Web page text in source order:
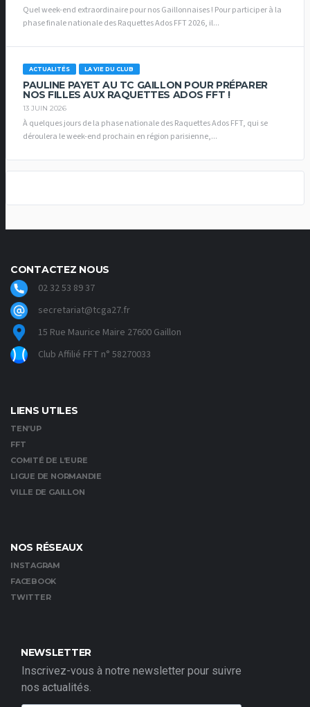
Quel week-end extraordinaire pour nos Gaillonnaises ! Pour participer à la
phase finale nationale des Raquettes Ados FFT 2026, il...
ACTUALITÉS LA VIE DU CLUB
PAULINE PAYET AU TC GAILLON POUR PRÉPARER
NOS FILLES AUX RAQUETTES ADOS FFT !
13 JUIN 2026
À quelques jours de la phase nationale des Raquettes Ados FFT, qui se
déroulera le week-end prochain en région parisienne,...
CONTACTEZ NOUS
02 32 53 89 37
secretariat@tcga27.fr
15 Rue Maurice Maire 27600 Gaillon
Club Affilié FFT n° 58270033
LIENS UTILES
TEN’UP
FFT
COMITÉ DE L’EURE
LIGUE DE NORMANDIE
VILLE DE GAILLON
NOS RÉSEAUX
INSTAGRAM
FACEBOOK
TWITTER
NEWSLETTER
Inscrivez-vous à notre newsletter pour suivre
nos actualités.